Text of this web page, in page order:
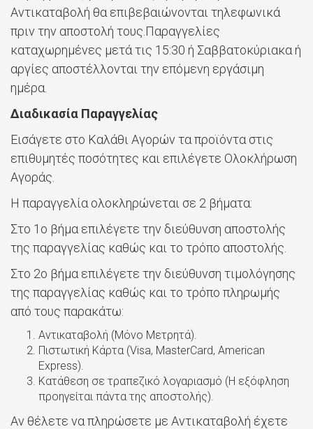
Αντικαταβολή θα επιβεβαιώνονται τηλεφωνικά
πριν την αποστολή τους.Παραγγελίες
καταχωρημένες μετά τις 15:30 ή Σαββατοκύριακα ή
αργίες αποστέλλονται την επόμενη εργάσιμη
ημέρα.
Διαδικασία Παραγγελίας
Εισάγετε στο Καλάθι Αγορών τα προϊόντα στις
επιθυμητές ποσότητες και επιλέγετε Ολοκλήρωση
Αγοράς.
Η παραγγελία ολοκληρώνεται σε 2 βήματα:
Στο 1ο βήμα επιλέγετε την διεύθυνση αποστολής
της παραγγελίας καθώς και το τρόπο αποστολής.
Στο 2ο βήμα επιλέγετε την διεύθυνση τιμολόγησης
της παραγγελίας καθώς και το τρόπο πληρωμής
από τους παρακάτω:
Αντικαταβολή (Μόνο Μετρητά).
Πιστωτική Κάρτα (Visa, MasterCard, American
Express).
Κατάθεση σε τραπεζικό λογαριασμό (Η εξόφληση
προηγείται πάντα της αποστολής).
Αν θέλετε να πληρώσετε με Αντικαταβολή έχετε